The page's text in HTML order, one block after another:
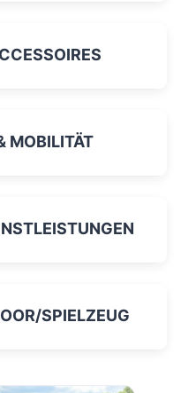
MOBILITÄT
SPIELZEUG